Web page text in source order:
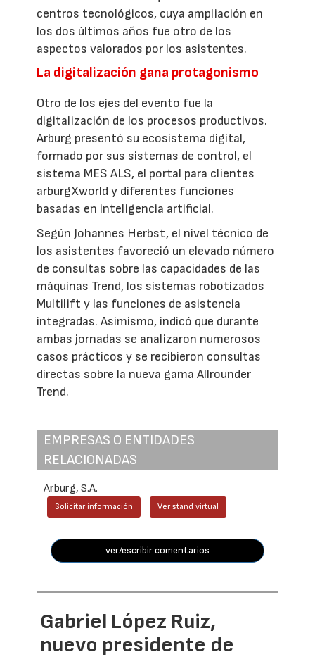
centros tecnológicos, cuya ampliación en
los dos últimos años fue otro de los
aspectos valorados por los asistentes.
La digitalización gana protagonismo
Otro de los ejes del evento fue la
digitalización de los procesos productivos.
Arburg presentó su ecosistema digital,
formado por sus sistemas de control, el
sistema MES ALS, el portal para clientes
arburgXworld y diferentes funciones
basadas en inteligencia artificial.
Según Johannes Herbst, el nivel técnico de
los asistentes favoreció un elevado número
de consultas sobre las capacidades de las
máquinas Trend, los sistemas robotizados
Multilift y las funciones de asistencia
integradas. Asimismo, indicó que durante
ambas jornadas se analizaron numerosos
casos prácticos y se recibieron consultas
directas sobre la nueva gama Allrounder
Trend.
EMPRESAS O ENTIDADES
RELACIONADAS
Arburg, S.A.
Solicitar información Ver stand virtual
ver/escribir comentarios
Gabriel López Ruiz,
nuevo presidente de